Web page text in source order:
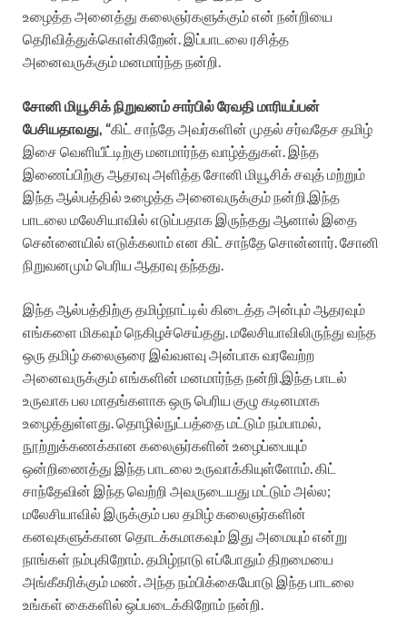
உழைத்த அனைத்து கலைஞர்களுக்கும் என் நன்றியை
தெரிவித்துக்கொள்கிறேன். இப்பாடலை ரசித்த
அனைவருக்கும் மனமார்ந்த நன்றி.
சோனி மியூசிக் நிறுவனம் சார்பில் ரேவதி மாரியப்பன்
பேசியதாவது, “கிட் சாந்தே அவர்களின் முதல் சர்வதேச தமிழ்
இசை வெளியீட்டிற்கு மனமார்ந்த வாழ்த்துகள். இந்த
இணைப்பிற்கு ஆதரவு அளித்த சோனி மியூசிக் சவுத் மற்றும்
இந்த ஆல்பத்தில் உழைத்த அனைவருக்கும் நன்றி.இந்த
பாடலை மலேசியாவில் எடுப்பதாக இருந்தது ஆனால் இதை
சென்னையில் எடுக்கலாம் என கிட் சாந்தே சொன்னார். சோனி
நிறுவனமும் பெரிய ஆதரவு தந்தது.
இந்த ஆல்பத்திற்கு தமிழ்நாட்டில் கிடைத்த அன்பும் ஆதரவும்
எங்களை மிகவும் நெகிழச்செய்தது. மலேசியாவிலிருந்து வந்த
ஒரு தமிழ் கலைஞரை இவ்வளவு அன்பாக வரவேற்ற
அனைவருக்கும் எங்களின் மனமார்ந்த நன்றி.இந்த பாடல்
உருவாக பல மாதங்களாக ஒரு பெரிய குழு கடினமாக
உழைத்துள்ளது. தொழில்நுட்பத்தை மட்டும் நம்பாமல்,
நூற்றுக்கணக்கான கலைஞர்களின் உழைப்பையும்
ஒன்றிணைத்து இந்த பாடலை உருவாக்கியுள்ளோம். கிட்
சாந்தேவின் இந்த வெற்றி அவருடையது மட்டும் அல்ல;
மலேசியாவில் இருக்கும் பல தமிழ் கலைஞர்களின்
கனவுகளுக்கான தொடக்கமாகவும் இது அமையும் என்று
நாங்கள் நம்புகிறோம். தமிழ்நாடு எப்போதும் திறமையை
அங்கீகரிக்கும் மண். அந்த நம்பிக்கையோடு இந்த பாடலை
உங்கள் கைகளில் ஒப்படைக்கிறோம் நன்றி.